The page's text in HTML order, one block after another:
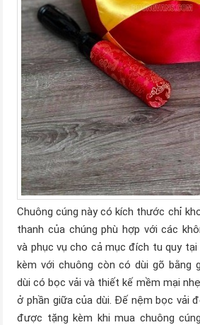
Chuông cúng này có kích thước chỉ
thanh của chúng phù hợp với các
và phục vụ cho cả mục đích tu quy
kèm với chuông còn có dùi gõ bằng
dùi có bọc vải và thiết kế mềm mại
ở phần giữa của dùi. Đế nệm bọc vải
được tặng kèm khi mua chuông